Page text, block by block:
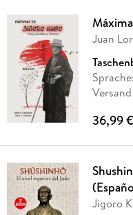
Juan
36,99 €
Jigoro